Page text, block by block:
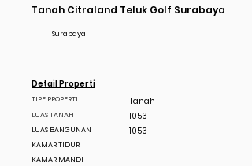
Tanah Citraland Teluk Golf Surabaya
Surabaya
Detail Properti
TIPE PROPERTI
LUAS TANAH
LUAS BANGUNAN
KAMAR TIDUR
KAMAR MANDI
Tanah
1053
1053